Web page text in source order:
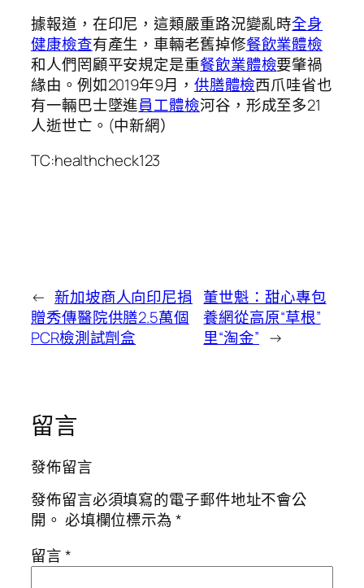
據報道，在印尼，這類嚴重路況變亂時全身
健康檢查有產生，車輛老舊掉修餐飲業體檢
和人們罔顧平安規定是重餐飲業體檢要肇禍
緣由。例如2019年9月， 供膳體檢西爪哇省也
有一輛巴士墜進員工體檢河谷，形成至多21
人逝世亡。(中新網）
TC:healthcheck123
← 新加坡商人向印尼捐
贈秀傳醫院供膳2.5萬個
PCR檢測試劑盒
董世魁：甜心專包
養網從高原“草根”
里“淘金” →
留言
發佈留言
發佈留言必須填寫的電子郵件地址不會公
開。 必填欄位標示為*
留言*